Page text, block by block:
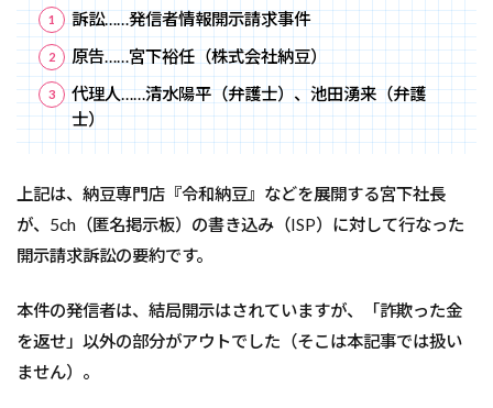
訴訟……発信者情報開示請求事件
原告……宮下裕任（株式会社納豆）
代理人……清水陽平（弁護士）、池田湧来（弁護
士）
上記は、納豆専門店『令和納豆』などを展開する宮下社長
が、5ch（匿名掲示板）の書き込み（ISP）に対して行なった
開示請求訴訟の要約です。
本件の発信者は、結局開示はされていますが、「詐欺った金
を返せ」以外の部分がアウトでした（そこは本記事では扱い
ません）。